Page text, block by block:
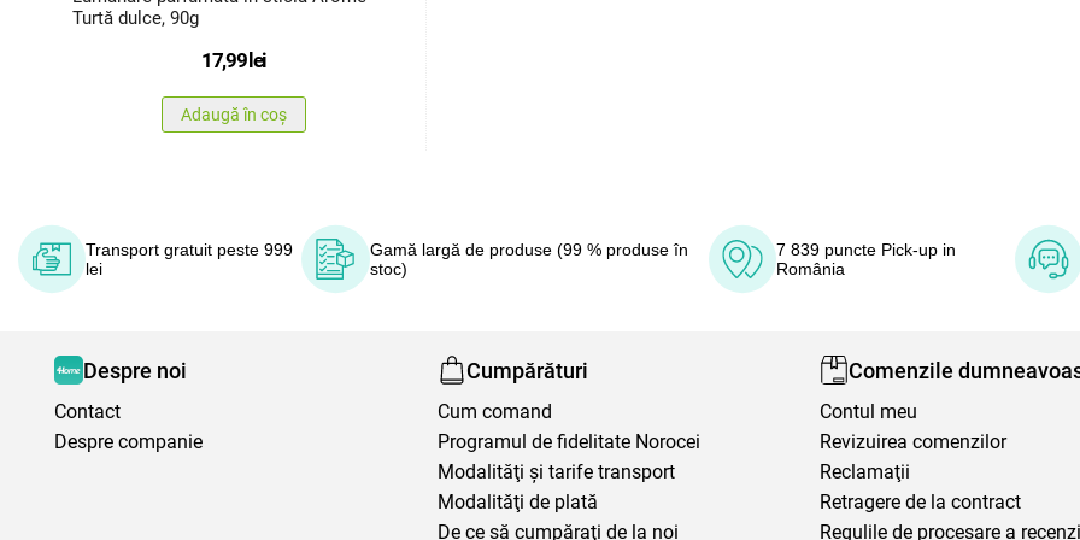
Turtă dulce, 90g
17,99lei
Adaugă în coș
Transport gratuit peste 999
lei
Gamă largă de produse (99 % produse în
stoc)
7 839 puncte Pick-up in
România
Despre noi
Contact
Despre companie
Cumpărături
Cum comand
Programul de fidelitate Norocei
Modalităţi şi tarife transport
Modalităţi de plată
De ce să cumpăraţi de la noi
Comenzile
Contul meu
Revizuirea comenzilor
Reclamaţii
Retragere de la contract
Regulile de procesare a